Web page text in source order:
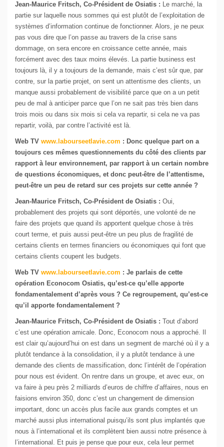
Jean-Maurice Fritsch, Co-Président de Osiatis : Le marché, la
partie sur laquelle nous sommes qui est plutôt de l’exploitation de
systèmes d’information continue de fonctionner. Alors, je ne peux
pas vous dire que l’on passe au travers de la crise sans
dommage, on sera encore en croissance cette année, mais
forcément avec des taux moins élevés. La partie business est
toujours là, il y a toujours de la demande, mais c’est sûr que, par
contre, sur la partie projet, on sent un attentisme des clients, un
manque aussi probablement de visibilité parce que on a un petit
peu de mal à anticiper parce que l’on ne sait pas très bien dans
trois mois ou dans six mois si cela va repartir, si cela ne va pas
repartir, voilà, par contre l’activité est là.
Web TV www.labourseetlavie.com : Donc quelque part on a
toujours ces mêmes questionnements du côté des clients par
rapport à leur environnement, par rapport à un certain nombre
de questions économiques, et donc peut-être de l’attentisme,
peut-être un peu de retard sur ces projets sur cette année ?
Jean-Maurice Fritsch, Co-Président de Osiatis : Oui,
probablement des projets qui sont déportés, une volonté de ne
faire des projets que quand ils apportent quelque chose à très
court terme, et puis aussi peut-être un peu plus de fragilité de
certains clients en termes financiers ou économiques qui font que
certains clients coupent les budgets.
Web TV www.labourseetlavie.com : Je parlais de cette
opération Econocom Osiatis, qu’est-ce qu’elle apporte
fondamentalement d’après vous ? Ce regroupement, qu’est-ce
qu’il apporte fondamentalement ?
Jean-Maurice Fritsch, Co-Président de Osiatis : Tout d’abord
c’est une opération amicale. Donc, Econocom nous a approché. Il
est clair qu’aujourd’hui on est dans un segment de marché où il y a
plutôt tendance à la consolidation, il y a plutôt tendance à une
demande des clients de massification, donc l’intérêt de l’opération
pour nous est évident. On rentre dans un groupe, et avec eux, on
va faire à peu près 2 milliards d’euros de chiffre d’affaires, nous en
faisions environ 350, donc c’est un changement de dimension
important, donc un accès plus facile aux grands comptes et un
marché aussi plus international puisqu’ils sont plus implantés que
nous à l’international et ils complètent bien aussi notre présence à
l’international. Et puis je pense que pour eux, cela leur permet